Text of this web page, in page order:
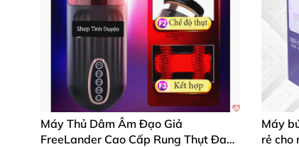
Máy Thủ Dâm Âm Đạo Giả
FreeLander Cao Cấp Rung Thụt Đa
Máy
rẻ cho